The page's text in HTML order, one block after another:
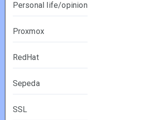
Personal life/opinion
Proxmox
RedHat
Sepeda
SSL